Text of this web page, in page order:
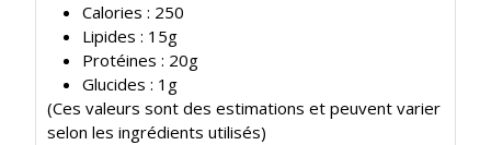
Calories : 250
Lipides : 15g
Protéines : 20g
Glucides : 1g
(Ces valeurs sont des estimations et peuvent varier
selon les ingrédients utilisés)